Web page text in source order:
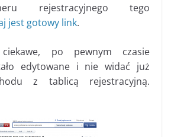
rejestracyjnego tego
jest gotowy link.
po pewnym czasie
edytowane i nie widać już
z tablicą rejestracyjną.